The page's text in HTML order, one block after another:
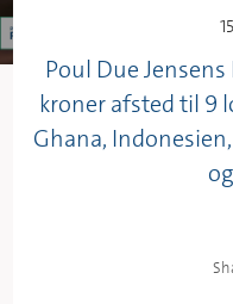
Poul Due
kroner afsted til 9
Ghana,